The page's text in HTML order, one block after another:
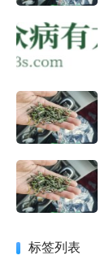
标签列表